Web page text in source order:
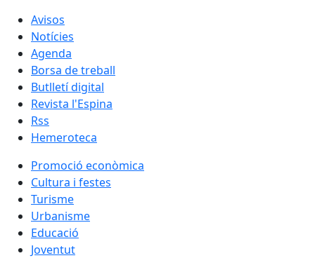
Avisos
Notícies
Agenda
Borsa de treball
Butlletí digital
Revista l'Espina
Rss
Hemeroteca
Promoció econòmica
Cultura i festes
Turisme
Urbanisme
Educació
Joventut